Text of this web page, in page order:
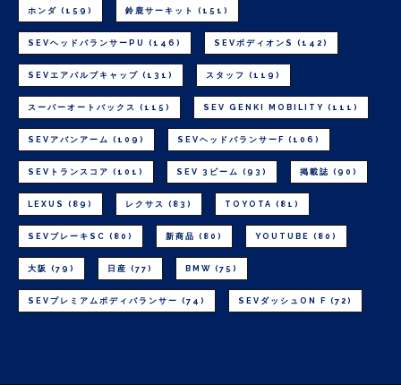
ホンダ (159) 鈴鹿サーキット (151)
SEVヘッドバランサーPU (146) SEVボディオンS (142)
SEVエアバルブキャップ (131) スタッフ (119)
スーパーオートバックス (115) SEV GENKI MOBILITY (111)
SEVアバンアーム (109) SEVヘッドバランサーF (106)
SEVトランスコア (101) SEV 3ビーム (93) 掲載誌 (90)
LEXUS (89) レクサス (83) TOYOTA (81)
SEVブレーキSC (80) 新商品 (80) YOUTUBE (80)
大阪 (79) 日産 (77) BMW (75)
SEVプレミアムボディバランサー (74) SEVダッシュON F (72)